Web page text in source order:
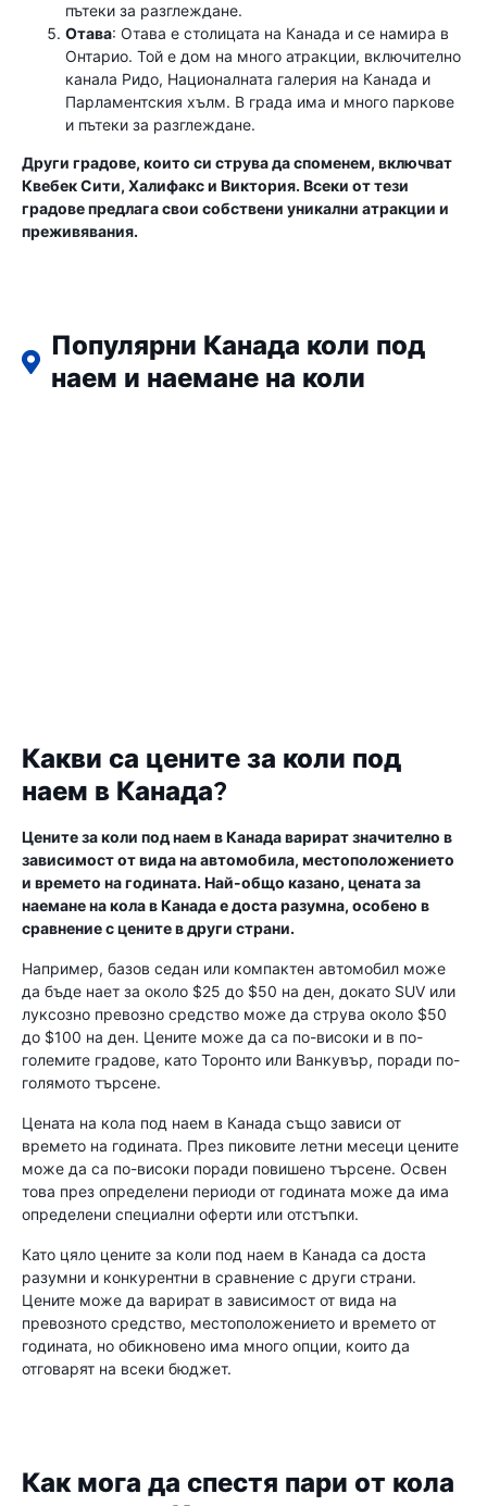
пътеки за разглеждане.
Отава: Отава е столицата на Канада и се намира в
Онтарио. Той е дом на много атракции, включително
канала Ридо, Националната галерия на Канада и
Парламентския хълм. В града има и много паркове
и пътеки за разглеждане.
Други градове, които си струва да споменем, включват
Квебек Сити, Халифакс и Виктория. Всеки от тези
градове предлага свои собствени уникални атракции и
преживявания.
Популярни Канада коли под
наем и наемане на коли
Какви са цените за коли под
наем в Канада?
Цените за коли под наем в Канада варират значително в
зависимост от вида на автомобила, местоположението
и времето на годината. Най-общо казано, цената за
наемане на кола в Канада е доста разумна, особено в
сравнение с цените в други страни.
Например, базов седан или компактен автомобил може
да бъде нает за около $25 до $50 на ден, докато SUV или
луксозно превозно средство може да струва около $50
до $100 на ден. Цените може да са по-високи и в по-
големите градове, като Торонто или Ванкувър, поради по-
голямото търсене.
Цената на кола под наем в Канада също зависи от
времето на годината. През пиковите летни месеци цените
може да са по-високи поради повишено търсене. Освен
това през определени периоди от годината може да има
определени специални оферти или отстъпки.
Като цяло цените за коли под наем в Канада са доста
разумни и конкурентни в сравнение с други страни.
Цените може да варират в зависимост от вида на
превозното средство, местоположението и времето от
годината, но обикновено има много опции, които да
отговарят на всеки бюджет.
Как мога да спестя пари от кола